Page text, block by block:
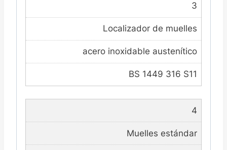
3
Localizador de muelles
acero inoxidable austenítico
BS 1449 316 S11
4
Muelles estándar